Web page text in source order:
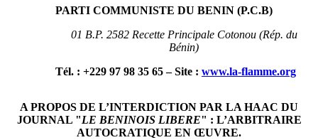
PARTI COMMUNISTE DU BENIN (P.C.B)
01 B.P. 2582 Recette Principale Cotonou (Rép. du
Bénin)
Tél. : +229 97 98 35 65 – Site : www.la-flamme.org
A PROPOS DE L’INTERDICTION PAR LA HAAC DU
JOURNAL "LE BENINOIS LIBERE" : L’ARBITRAIRE
AUTOCRATIQUE EN ŒUVRE.